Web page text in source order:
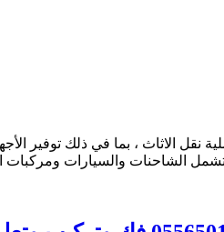
الاثاث ، بما في ذلك توفير
الشاحنات والسيارات